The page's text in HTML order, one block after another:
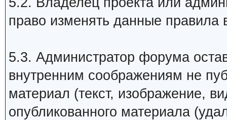
право изменять данные
5.3. Администратор форума
внутренним соображениям не
материал (текст, изображение,
опубликованного материала